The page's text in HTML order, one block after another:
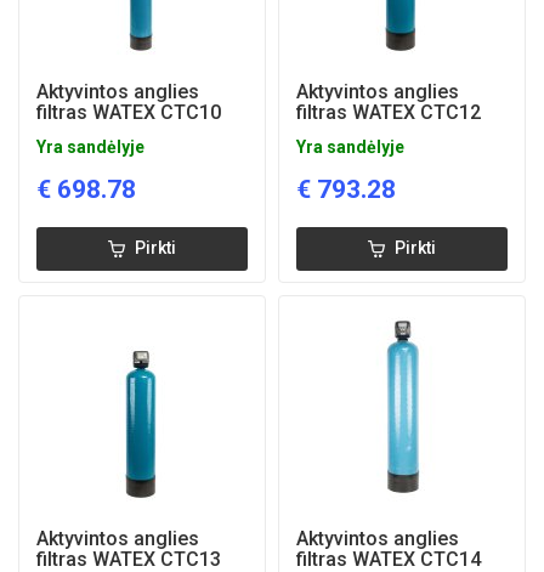
Aktyvintos anglies
filtras WATEX CTC10
Yra sandėlyje
€ 698.78
Pirkti
Aktyvintos anglies
filtras WATEX CTC12
Yra sandėlyje
€ 793.28
Pirkti
Aktyvintos anglies
filtras WATEX CTC13
Aktyvintos anglies
filtras WATEX CTC14